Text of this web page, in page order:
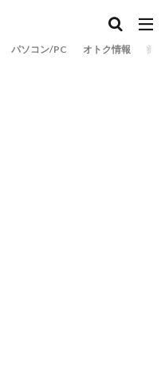
パソコン/PC オトク情報 旅